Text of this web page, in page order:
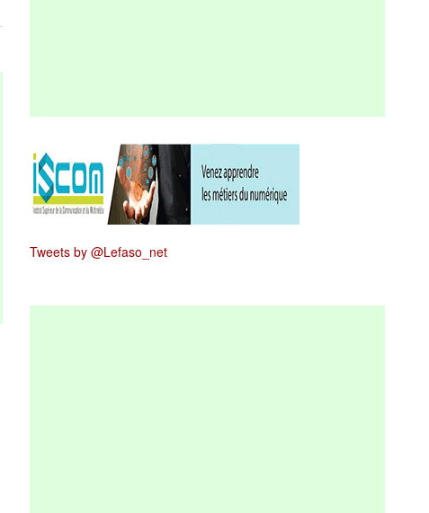
Tweets by @Lefaso_net